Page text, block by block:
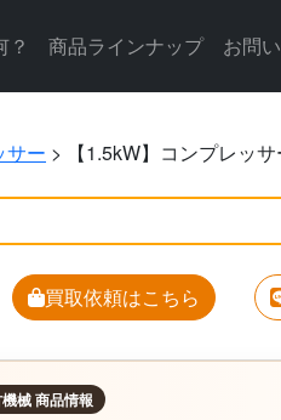
？ 商品ラインナップ お問
サー > 【1.5kW】コンプレッサ
買取依頼はこちら
械 商品情報